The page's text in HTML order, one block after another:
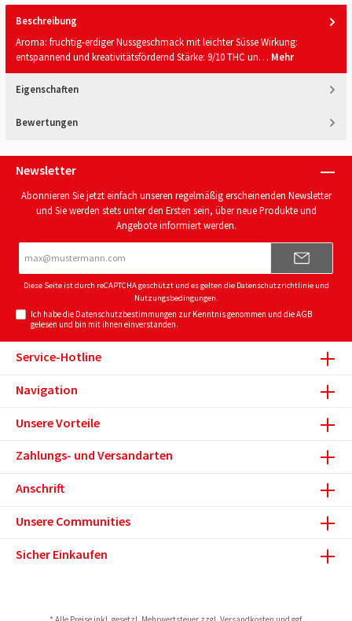
Beschreibung
Aroma: fruchtig-erdiger Nussgeschmack mit leichter Süsse Wirkung:
entspannend und kreativitätsfördernd Stärke: 9/10 THC un… Mehr
Eigenschaften
Bewertungen
Newsletter
Abonnieren Sie jetzt einfach unseren regelmäßig erscheinenden Newsletter
und Sie werden stets unter den Ersten sein, über neue Produkte und
Angebote informiert werden.
Adresse*
Diese Seite ist durch reCAPTCHA geschützt und es gelten die Datenschutzrichtlinieund
Nutzungsbedingungen.
Ich habe die Datenschutzbestimmungen zur Kenntnis genommen und dieAGB
gelesen und bin mit ihnen einverstanden.
Service-Hotline
Navigation
Unsere Vorteile
Zahlungs- und Versandarten
Anschrift
Unsere Communities
Sicher Einkaufen